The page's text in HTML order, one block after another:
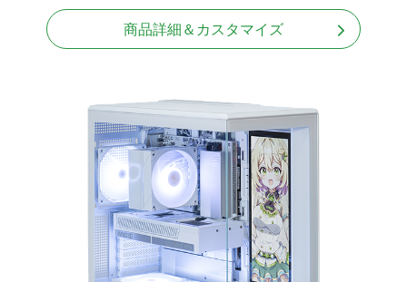
Windows11 Home 64bit
商品詳細＆カスタマイズ